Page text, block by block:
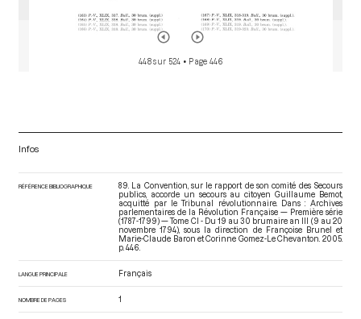
448 sur 524 • Page 446
Infos
RÉFÉRENCE BIBLIOGRAPHIQUE
89. La Convention, sur le rapport de son comité des Secours
publics, accorde un secours au citoyen Guillaume Bemot,
acquitté par le Tribunal révolutionnaire. Dans : Archives
parlementaires de la Révolution Française — Première série
(1787-1799) — Tome CI - Du 19 au 30 brumaire an III (9 au 20
novembre 1794) , sous la direction de Françoise Brunel et
Marie-Claude Baron et Corinne Gomez-Le Chevanton. 2005.
p. 446.
LANGUE PRINCIPALE Français
NOMBRE DE PAGES 1